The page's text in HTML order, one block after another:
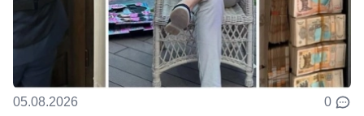
05.08.2026 0